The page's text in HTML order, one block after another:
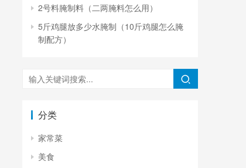
2号料腌制料（二两腌料怎么用）
5斤鸡腿放多少水腌制（10斤鸡腿怎么腌
制配方）
分类
家常菜
美食